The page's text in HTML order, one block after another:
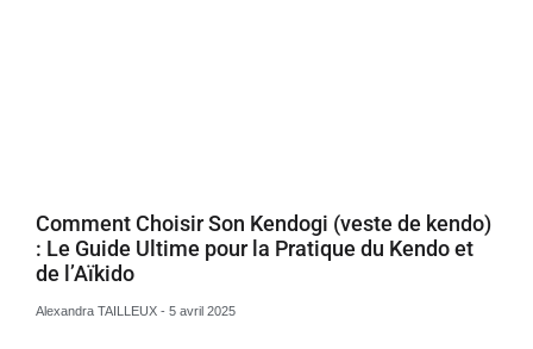
Comment Choisir Son Kendogi (veste de kendo)
: Le Guide Ultime pour la Pratique du Kendo et
de l’Aïkido
Alexandra TAILLEUX 5 avril 2025